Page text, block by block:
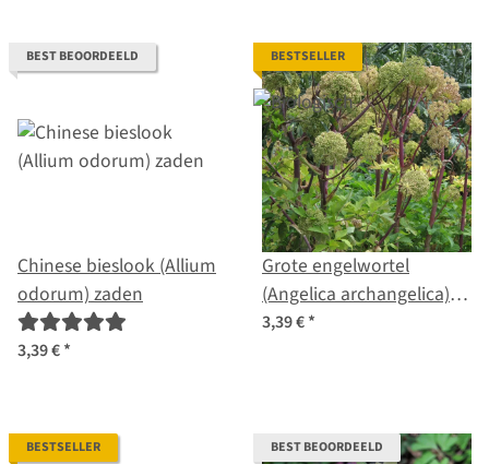
BEST BEOORDEELD
Chinese bieslook (Allium
odorum) zaden
3,39 €*
BESTSELLER
Grote engelwortel
(Angelica archangelica)
biologisch zaad
3,39 €*
BESTSELLER BEST BEOORDEELD